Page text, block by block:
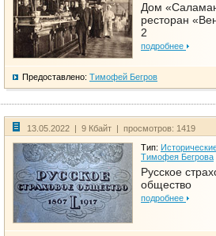
Дом
ресторан
2
подробнее
Предоставлено: Тимофей Бегров
13.05.2022 | 9 Кбайт | просмотров: 1419
Тип:
Тимофея Бегрова
Русское
общество
подробнее